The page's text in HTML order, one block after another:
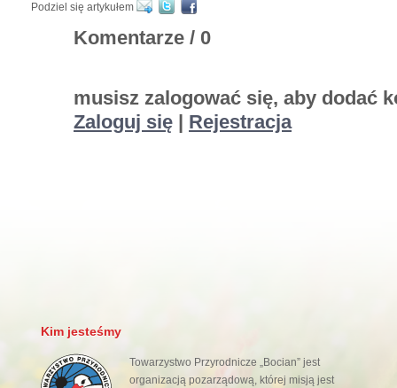
Podziel się artykułem
Komentarze / 0
musisz zalogować się, aby dodać
Zaloguj się | Rejestracja
Kim jesteśmy
Towarzystwo Przyrodnicze „Bocian” jest
organizacją pozarządową, której misją jest